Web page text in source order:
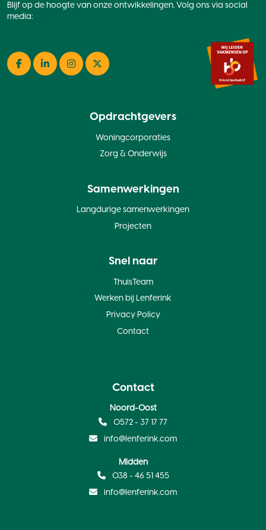
Blijf op de hoogte van onze ontwikkelingen. Volg ons via social
media:
Facebook
LinkedInInstagramTwitter
Opdrachtgevers
Woningcorporaties
Zorg & Onderwijs
Samenwerkingen
Langdurige samenwerkingen
Projecten
Snel naar
ThuisTeam
Werken bij Lenferink
Privacy Policy
Contact
Contact
Noord-Oost
0572 - 37 17 77
info@lenferink.com
Midden
038 - 46 51 455
info@lenferink.com